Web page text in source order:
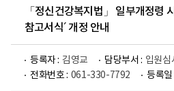
나
주
병
원
로
고
「정신건강복지법」 일부개정령
참고서식´ 개정 안내
등록자 : 김영교 담당부서 : 입원심
전화번호 : 061-330-7792 등록일